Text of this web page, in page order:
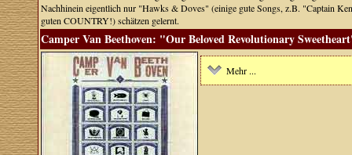
Nachhinein eigentlich nur "Hawks & Doves" (einige gute Songs, z.B. "Captain
guten COUNTRY!) schätzen gelernt.
Camper Van Beethoven: "Our Beloved Revolutionary
Mehr ...